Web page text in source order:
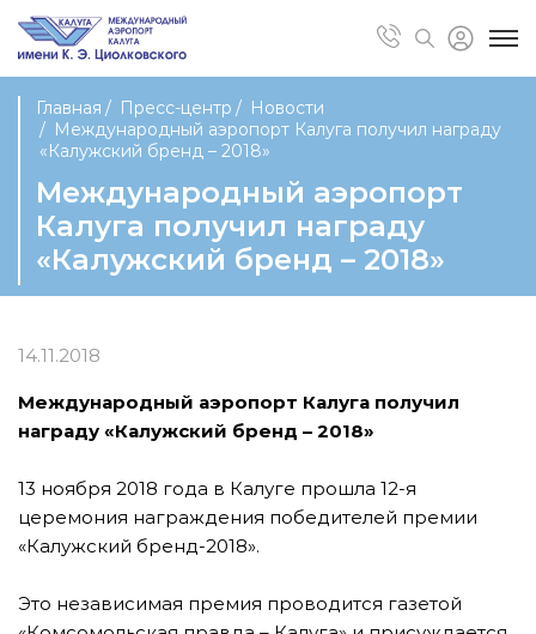
Главная Пресс-центр
Новости
Международный аэропорт Калуга получил награду
«Калужский бренд – 2018»
Международный аэропорт
Калуга получил награду
«Калужский бренд – 2018»
14.11.2018
Международный аэропорт Калуга получил
награду «Калужский бренд – 2018»
13 ноября 2018 года в Калуге прошла 12-я
церемония награждения победителей премии
«Калужский бренд-2018».
Это независимая премия проводится газетой